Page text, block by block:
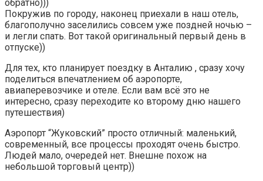
обратно)))
Покружив по городу, наконец приехали в наш отель,
благополучно заселились совсем уже поздней ночью –
и легли спать. Вот такой оригинальный первый день в
отпуске))
Для тех, кто планирует поездку в Анталию , сразу хочу
поделиться впечатлением об аэропорте,
авиаперевозчике и отеле. Если вам всё это не
интересно, сразу переходите ко второму дню нашего
путешествия)
Аэропорт “Жуковский” просто отличный: маленький,
современный, все процессы проходят очень быстро.
Людей мало, очередей нет. Внешне похож на
небольшой торговый центр))